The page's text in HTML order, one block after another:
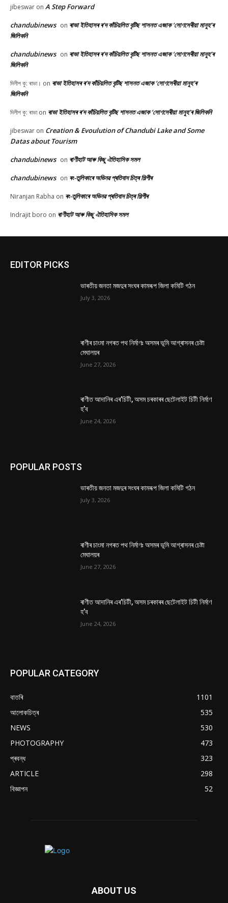
jibeswar on A Step Forward
chandubinews on ৰাভা ইতিহাসৰ ৰ’দ কাঁচিয়লিত বৃটিছ শাসনত এজাক ‘সোণসেৰীয়া মানুহ’ৰ
জিলিকনি
chandubinews on ৰাভা ইতিহাসৰ ৰ’দ কাঁচিয়লিত বৃটিছ শাসনত এজাক ‘সোণসেৰীয়া মানুহ’ৰ
জিলিকনি
দিলীপ কু: ৰাভা। on ৰাভা ইতিহাসৰ ৰ’দ কাঁচিয়লিত বৃটিছ শাসনত এজাক ‘সোণসেৰীয়া মানুহ’ৰ
জিলিকনি
দিলীপ কু: ৰাভাon ৰাভা ইতিহাসৰ ৰ’দ কাঁচিয়লিত বৃটিছ শাসনত এজাক ‘সোণসেৰীয়া মানুহ’ৰ জিলিকনি
jibeswar on Creation & Evoulution of Chandubi Lake and Some
Datas about Tourism
chandubinews on ৰাণীহাট আৰু কিছু ঐতিহাসিক সমল
chandubinews on ৰং-তুলিকাৰে অভিনৱ প্ৰতিবাদ চিত্ৰ শিল্পীৰ
Niranjan Rabha on ৰং-তুলিকাৰে অভিনৱ প্ৰতিবাদ চিত্ৰ শিল্পীৰ
Indrajit boro on ৰাণীহাট আৰু কিছু ঐতিহাসিক সমল
EDITOR PICKS
ভাৰতীয় জনতা মজদুৰ সংঘৰ কামৰূপ জিলা কমিটি গঠন
July 3, 2026
ৰাণীৰ চাংমা নগৰত পথ নিৰ্মাণঃ অসমৰ ভূমি আগ্ৰাসনৰ চেষ্টা
মেঘালয়ৰ
June 27, 2026
ৰাণীত আদানিৰ এৰ’চিটী, অসম চৰকাৰৰ ছেটেলাইট চিটী নিৰ্মাণ
হ’ব
June 24, 2026
POPULAR POSTS
ভাৰতীয় জনতা মজদুৰ সংঘৰ কামৰূপ জিলা কমিটি গঠন
July 3, 2026
ৰাণীৰ চাংমা নগৰত পথ নিৰ্মাণঃ অসমৰ ভূমি আগ্ৰাসনৰ চেষ্টা
মেঘালয়ৰ
June 27, 2026
ৰাণীত আদানিৰ এৰ’চিটী, অসম চৰকাৰৰ ছেটেলাইট চিটী নিৰ্মাণ
হ’ব
June 24, 2026
POPULAR CATEGORY
বাতৰি
1101
আলোকচিত্ৰ
535
NEWS
530
PHOTOGRAPHY
473
প্ৰবন্ধ
323
ARTICLE
298
বিজ্ঞাপন
52
ABOUT US